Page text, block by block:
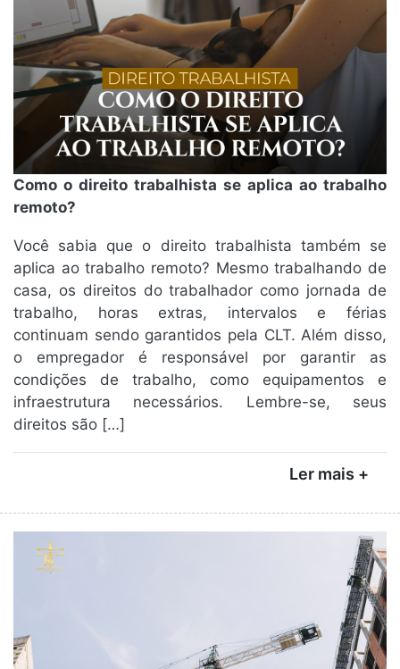
Como o direito trabalhista se aplica ao trabalho
remoto?
Você sabia que o direito trabalhista também se
aplica ao trabalho remoto? Mesmo trabalhando de
casa, os direitos do trabalhador como jornada de
trabalho, horas extras, intervalos e férias
continuam sendo garantidos pela CLT. Além disso,
o empregador é responsável por garantir as
condições de trabalho, como equipamentos e
infraestrutura necessários. Lembre-se, seus
direitos são […]
Ler mais +